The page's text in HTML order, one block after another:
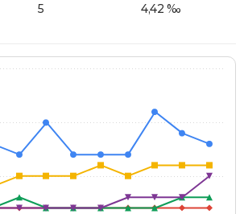
5 4,42 ‰